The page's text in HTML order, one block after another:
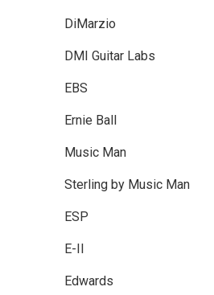
DiMarzio
DMI Guitar Labs
EBS
Ernie Ball
Music Man
Sterling by Music Man
ESP
E-II
Edwards